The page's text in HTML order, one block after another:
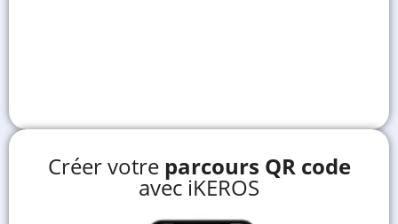
Créer votre parcours QR code
avec iKEROS